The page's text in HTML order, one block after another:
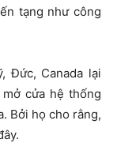
tạng như công
Đức, Canada lại
cửa hệ thống
Bởi họ cho rằng,